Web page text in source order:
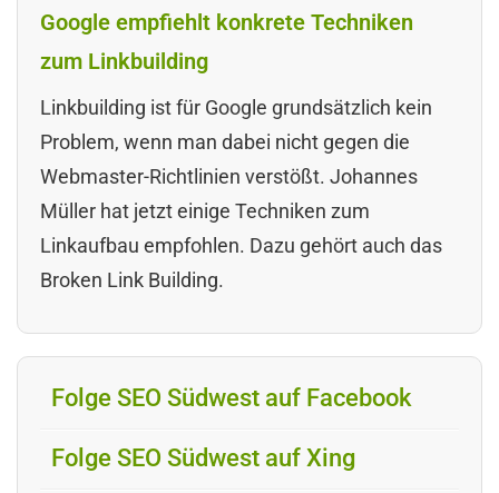
Google empfiehlt konkrete Techniken
zum Linkbuilding
Linkbuilding ist für Google grundsätzlich kein
Problem, wenn man dabei nicht gegen die
Webmaster-Richtlinien verstößt. Johannes
Müller hat jetzt einige Techniken zum
Linkaufbau empfohlen. Dazu gehört auch das
Broken Link Building.
Folge SEO Südwest auf Facebook
Folge SEO Südwest auf Xing